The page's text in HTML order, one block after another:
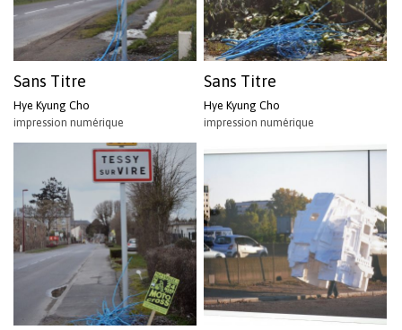
Sans Titre
Hye Kyung Cho
impression numérique
Sans Titre
Hye Kyung Cho
impression numérique